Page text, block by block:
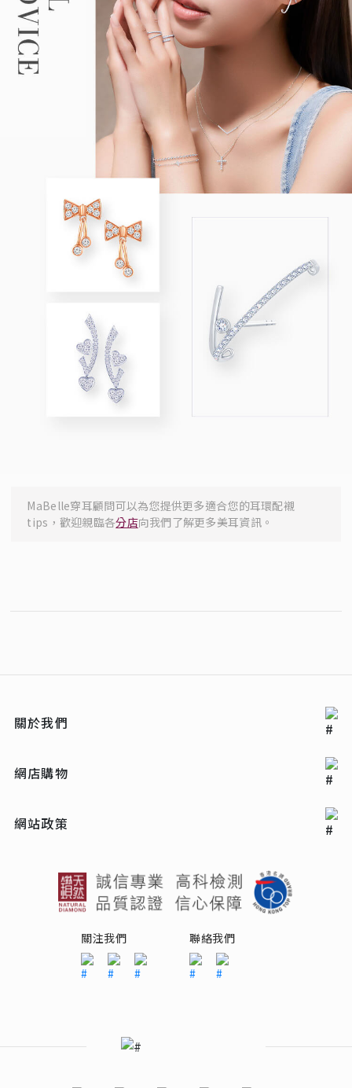
MaBelle穿耳顧問可以為您提供更多適合您的耳環配襯
tips，歡迎親臨各分店向我們了解更多美耳資訊。
關於我們
網店購物
網站政策
關注我們 聯絡我們